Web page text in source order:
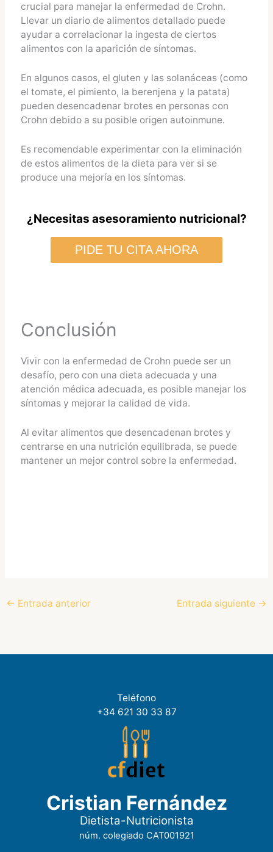
crucial para manejar la enfermedad de Crohn.
Llevar un diario de alimentos detallado puede
ayudar a correlacionar la ingesta de ciertos
alimentos con la aparición de síntomas.
En algunos casos, el gluten y las solanáceas (como
el tomate, el pimiento, la berenjena y la patata)
pueden desencadenar brotes en personas con
Crohn debido a su posible origen autoinmune.
Es recomendable experimentar con la eliminación
de estos alimentos de la dieta para ver si se
produce una mejoría en los síntomas.
¿Necesitas asesoramiento nutricional?
PIDE TU CITA AHORA
Conclusión
Vivir con la enfermedad de Crohn puede ser un
desafío, pero con una dieta adecuada y una
atención médica adecuada, es posible manejar los
síntomas y mejorar la calidad de vida.
Al evitar alimentos que desencadenan brotes y
centrarse en una nutrición equilibrada, se puede
mantener un mejor control sobre la enfermedad.
← Entrada anterior Entrada siguiente →
Teléfono
+34 621 30 33 87
Cristian Fernández
Dietista-Nutricionista
núm. colegiado CAT001921